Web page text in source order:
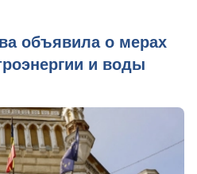
объявила о мерах
и воды